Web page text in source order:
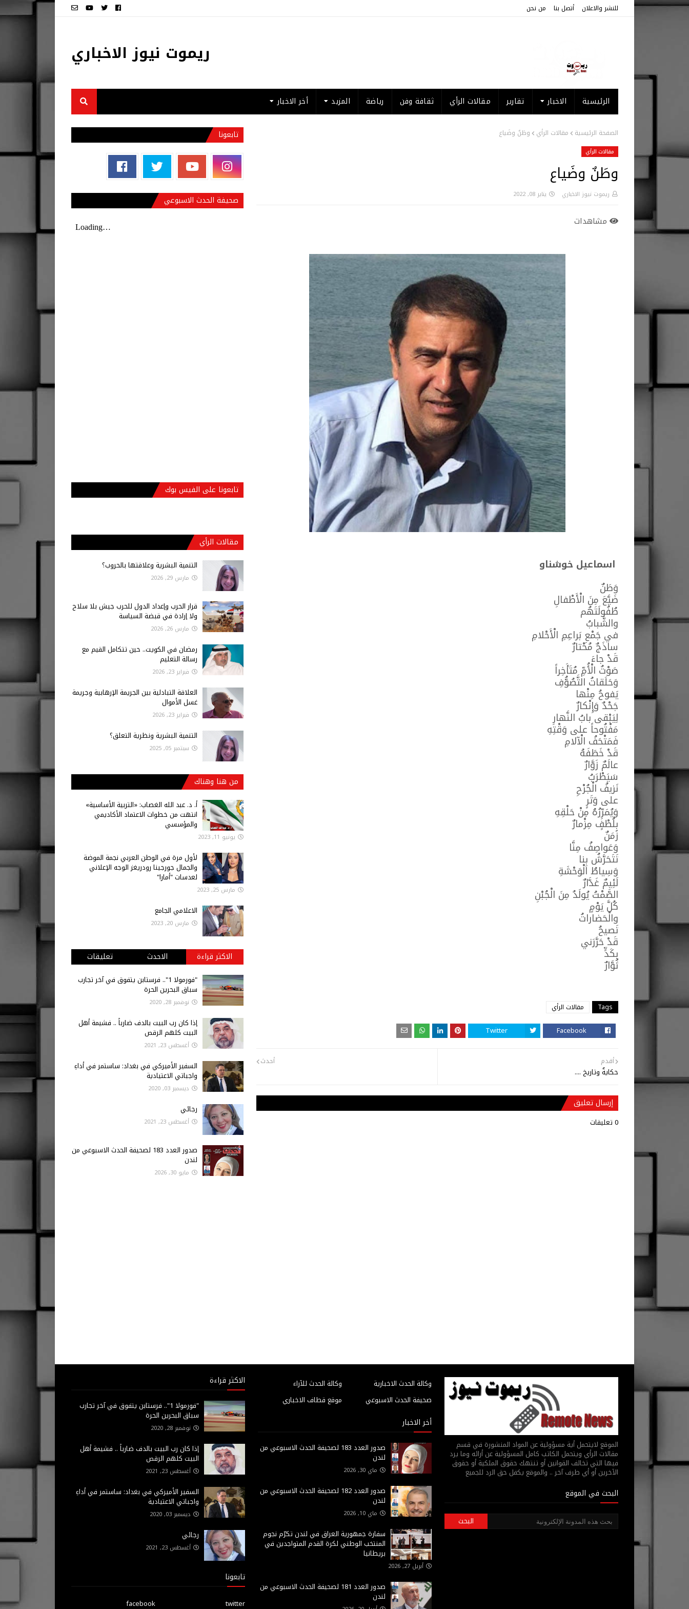
للنشر والاعلان أتصل بنا من نحن
ريموت نيوز الاخباري
الرئيسية الاخبار تقارير مقالات الرأي ثقافة وفن رياضة المزيد أخر الاخبار
الصفحة الرئيسية مقالات الرأي وطَنٌ وضَياع
مقالات الرأي
وطَنٌ وضَياع
ريموت نيوز الاخباري يناير 08, 2022
مشاهدات
اسماعيل خوشناو
وَطَنٌ
ضَيَّعَ مِنَ الْأَطْفالِ
طُفُولَتَهُم
والشَّبابُ
في جَمْعِ بَراعِمِ الْأَحْلامِ
ساذَجٌ مُحْتارٌ
قَدْ جاءَ
صَوْتُ الْأُمِّ مُتَأَخِراً
وَحَلَقاتُ التَّصُوُّفِ
يَفوحُ مِنْها
جَحْدٌ وَإِنْكارٌ
لِيَبْقى بابُ النَّهارِ
مَفْتُوحاً على وَقْتِهِ
فَمَتْحَفُ الْآلامِ
قَدْ خَطَفَهُ
عالَمٌ زَوَّارٌ
سَيَطْرَبُ
نَزيفُ الْجُرْحِ
على وَتَرٍ
وَيُمَرِّرُهُ مِنْ حَلْقِهِ
بِلُطْفٍ مِزْمارٌ
زَمَنٌ
وَعَواصِفُ مِنَّا
تَتَحَرَّشُ بِنا
وَسِياطُ الْوَحْشَةِ
لَئِيمٌ غَدَّارٌ
الصَّمْتُ يُولَدُ مِنَ الْجُبْنِ
كُلَّ يَوْمٍ
والْحَضاراتُ
تَصيحُ
قَدْ حَرَّرَني
بِكَدٍّ
ثُوَّارٌ
Tags مقالات الرأي
Facebook
Twitter
أحدث أقدم
حكايةٌ وتاريخ ....
إرسال تعليق
0 تعليقات
تابعونا
صحيفة الحدث الاسبوعي
تابعونا على الفيس بوك
مقالات الرأي
التنمية البشرية وعلاقتها بالحروب؟
مارس 29, 2026
قرار الحرب وإعداد الدول للحرب جيش بلا سلاح
ولا إرادة في قبضة السياسة
مارس 26, 2026
رمضان في الكويت.. حين تتكامل القيم مع
رسالة التعليم
فبراير 23, 2026
العلاقة التبادلية بين الجريمة الإرهابية وجريمة
غسل الأموال
فبراير 23, 2026
التنمية البشرية ونظرية التعلق؟
سبتمبر 05, 2025
من هنا وهناك
أ‌. د. عبد الله الغصاب: «التربية الأساسية»
انتهت من خطوات الاعتماد الأكاديمي
والمؤسسي
يونيو 11, 2023
لأول مرة في الوطن العربي نجمة الموضة
والجمال جورجينا رودريغز الوجه الإعلاني
لعدسات "أمارا"
مارس 25, 2023
الاعلامي الجامع
مارس 20, 2023
الاكثر قراءة الاحدث تعليقات
"فورمولا 1".. فرستابن يتفوق في آخر تجارب
سباق البحرين الحرة
نوفمبر 28, 2020
إذا كان رب البيت بالدف ضارباً .. فشيمة أهل
البيت كلهم الرقص
أغسطس 23, 2021
السفير الأميركي في بغداد: ساستمر في أداءِ
واجباتي الاعتيادية
ديسمبر 03, 2020
رجائي
أغسطس 23, 2021
صدور العدد 183 لصحيفة الحدث الاسبوعي من
لندن
مايو 30, 2026
الموقع لايتحمل أية مسؤولية عن المواد المنشورة في قسم
مقالات الرأي ويتحمل الكاتب كامل المسؤولية عن أرائه وما يرد
فيها التي تخالف القوانين أو تنتهك حقوق الملكية أو حقوق
الآخرين أو أي طرف آخر .. والموقع يكفل حق الرد للجميع
البحث في الموقع
وكالة الحدث للآراء
وكالة الحدث الاخبارية
موقع قطاف الاخباري
صحيفة الحدث الاسبوعي
أخر الاخبار
صدور العدد 183 لصحيفة الحدث الاسبوعي من
لندن
ماي 30, 2026
صدور العدد 182 لصحيفة الحدث الاسبوعي من
لندن
ماي 10, 2026
سفارة جمهورية العراق في لندن تكرّم نجوم
المنتخب الوطني لكرة القدم المتواجدين في
بريطانيا
أبريل 27, 2026
صدور العدد 181 لصحيفة الحدث الاسبوعي من
لندن
الاكثر قراءة
"فورمولا 1".. فرستابن يتفوق في آخر تجارب
سباق البحرين الحرة
نوفمبر 28, 2020
إذا كان رب البيت بالدف ضارباً .. فشيمة أهل
البيت كلهم الرقص
أغسطس 23, 2021
السفير الأميركي في بغداد: ساستمر في أداءِ
واجباتي الاعتيادية
ديسمبر 03, 2020
رجائي
أغسطس 23, 2021
تابعونا
facebook twitter